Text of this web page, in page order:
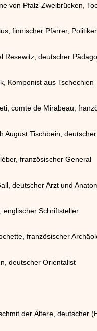
von Pfalz-Zweibrücken,
finnischer Pfarrer,
Resewitz, deutscher
Komponist aus Tschechien
comte de Mirabeau,
August Tischbein,
französischer General
deutscher Arzt und
englischer Schriftsteller
französischer
deutscher Orientalist
der Ältere, deutscher